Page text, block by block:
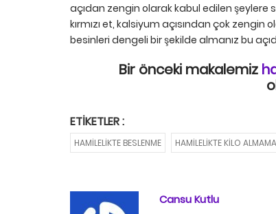
açıdan zengin olarak kabul edilen şeylere
kırmızı et, kalsiyum açısından çok
besinleri dengeli bir şekilde almanız bu
Bir önceki makalemiz
ETIKETLER :
HAMILELIKTE BESLENME HAMILELIKTE KILO
Cansu Kutlu